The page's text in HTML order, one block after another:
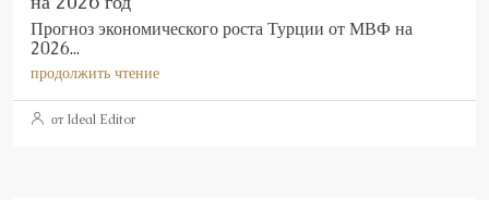
Прогноз экономического роста Турции от МВФ на
2026...
продолжить чтение
от Ideal Editor